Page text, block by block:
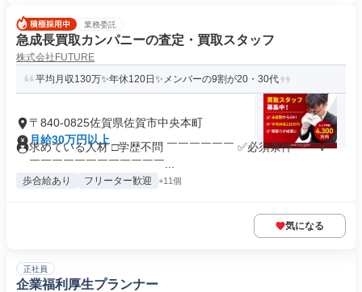
業務委託
急成長買取カンパニーの査定・買取スタッフ
株式会社FUTURE
平均月収130万✨年休120日✨メンバーの9割が20・30代
〒840-0825佐賀県佐賀市中央本町
月給30万円以上
求めている人材 □学歴不問 ￣￣￣￣￣￣ ✅必須条件 ￣￣V￣
￣￣￣￣￣￣￣￣￣￣￣￣...
歩合給あり フリーター歓迎 +11個
気になる
正社員
企業福利厚生プランナー